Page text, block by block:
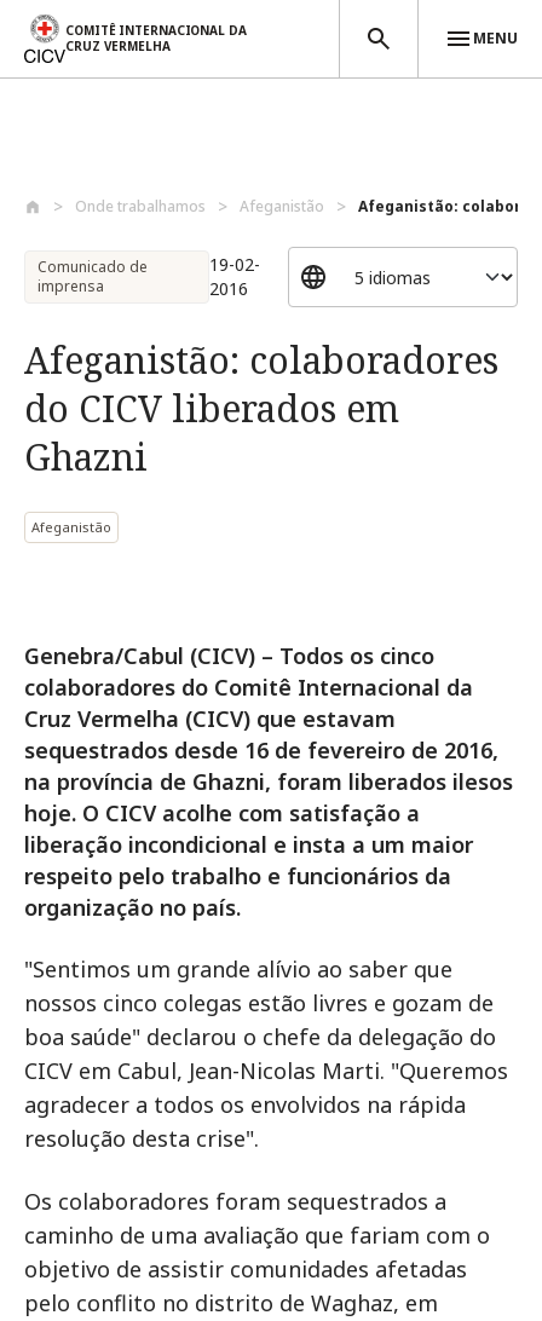
COMITÊ INTERNACIONAL DA
CRUZ VERMELHA
MENU
Onde trabalhamos Afeganistão Afeganistão:
Comunicado de
imprensa
19-02-
2016
Afeganistão: colaboradores
do CICV liberados em
Ghazni
Afeganistão
Genebra/Cabul (CICV) – Todos os cinco
colaboradores do Comitê Internacional da
Cruz Vermelha (CICV) que estavam
sequestrados desde 16 de fevereiro de 2016,
na província de Ghazni, foram liberados ilesos
hoje. O CICV acolhe com satisfação a
liberação incondicional e insta a um maior
respeito pelo trabalho e funcionários da
organização no país.
"Sentimos um grande alívio ao saber que
nossos cinco colegas estão livres e gozam de
boa saúde" declarou o chefe da delegação do
CICV em Cabul, Jean-Nicolas Marti. "Queremos
agradecer a todos os envolvidos na rápida
resolução desta crise".
Os colaboradores foram sequestrados a
caminho de uma avaliação que fariam com o
objetivo de assistir comunidades afetadas
pelo conflito no distrito de Waghaz, em